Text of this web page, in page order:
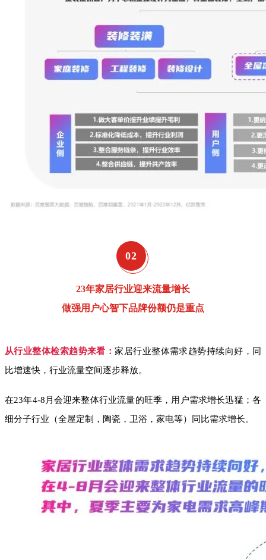
02
23年家居行业迎来流量增长
做强用户心智下品牌份额仍是重点
从行业整体检索趋势来看：家居行业整体需求趋势持续向好，同
比增速快，行业流量空间逐步释放。
在23年4-8月会迎来整体行业流量的旺季，用户需求增长迅猛；各
细分子行业（全屋定制，陶瓷，卫浴，家电等）同比需求增长。